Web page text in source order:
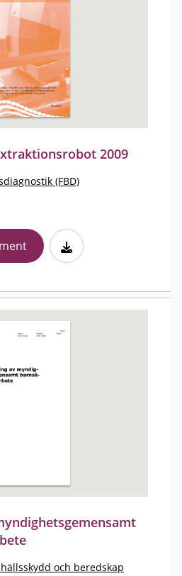
2009
(FBD)
och beredskap